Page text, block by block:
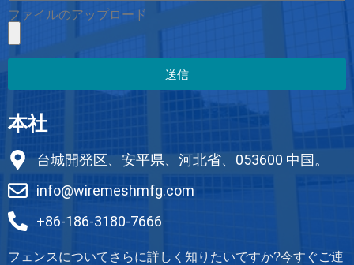
ファイルのアップロード
送信
本社
台城開発区、安平県、河北省、053600 中国。
info@wiremeshmfg.com
+86-186-3180-7666
フェンスについてさらに詳しく知りたいですか?今すぐご連